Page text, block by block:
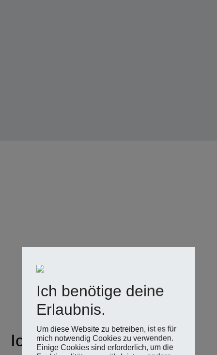
Ich rette deine
Ich benötige deine
Erlaubnis.
Um diese Website zu betreiben, ist es für
mich notwendig Cookies zu verwenden.
Einige Cookies sind erforderlich, um die